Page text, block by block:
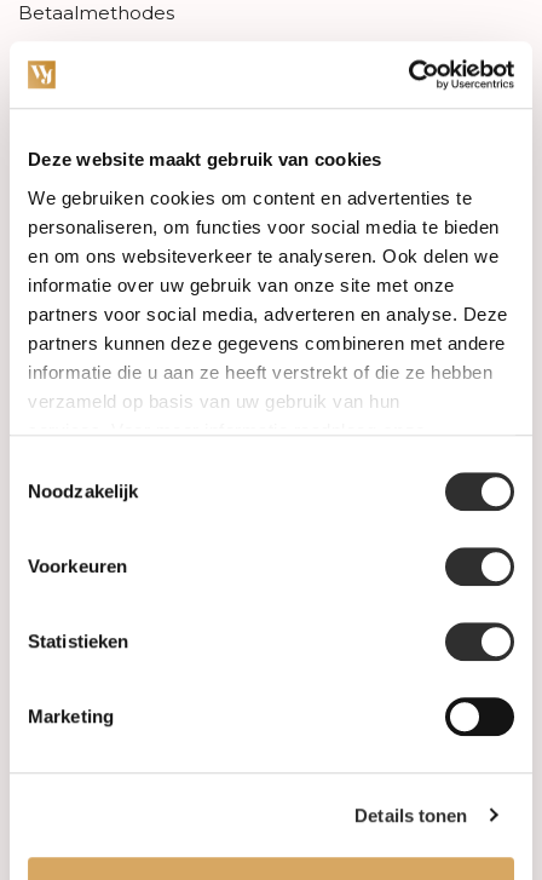
Deze website maakt gebruik van cookies
We gebruiken cookies om content en advertenties te
personaliseren, om functies voor social media te bieden
en om ons websiteverkeer te analyseren. Ook delen we
informatie over uw gebruik van onze site met onze
partners voor social media, adverteren en analyse. Deze
partners kunnen deze gegevens combineren met andere
informatie die u aan ze heeft verstrekt of die ze hebben
verzameld op basis van uw gebruik van hun
Noodzakelijk
Voorkeuren
Statistieken
Marketing
Details tonen
Betaalmethodes
Sitemap
Categorieën
Horloges
Juwelen
Trouwringen
PRE-OWNED
Informatie